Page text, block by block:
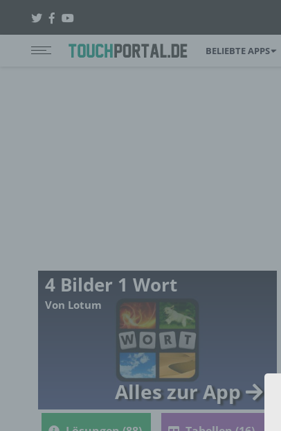
BELIEBTE APPS
4 Bilder 1 Wort
Von Lotum
Alles zur App